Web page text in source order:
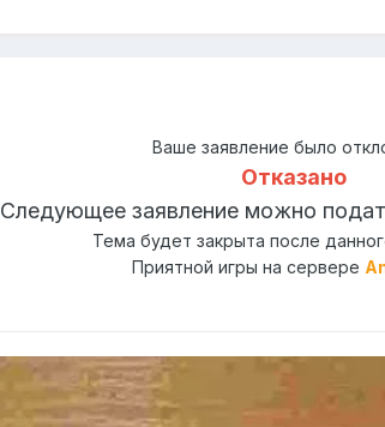
Ваше заявление было
Отказано
Следующее заявление можно
Тема будет закрыта после
Приятной игры на сервере